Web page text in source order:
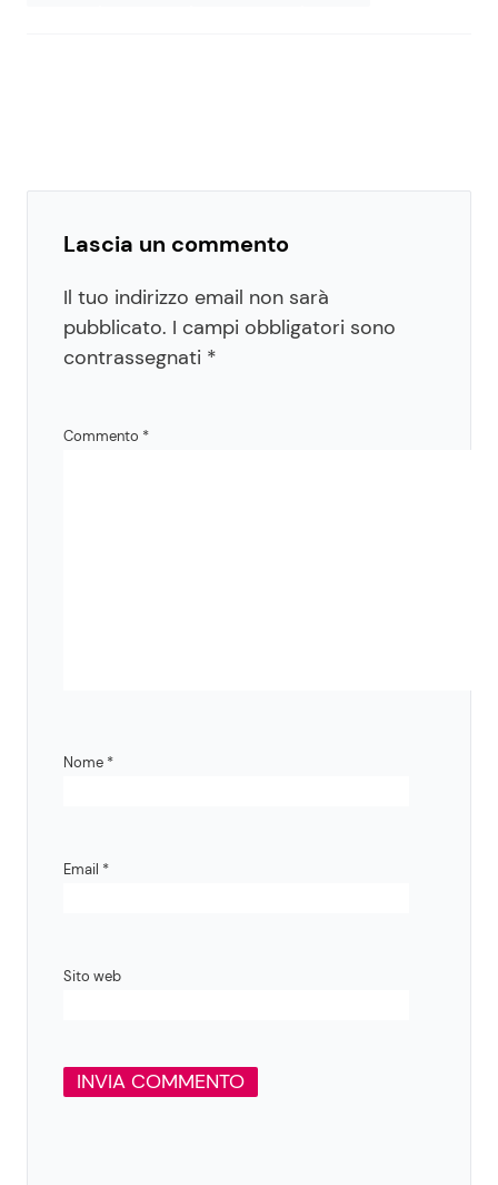
Lascia un commento
Il tuo indirizzo email non sarà
pubblicato. I campi obbligatori sono
contrassegnati *
Commento *
Nome *
Email *
Sito web